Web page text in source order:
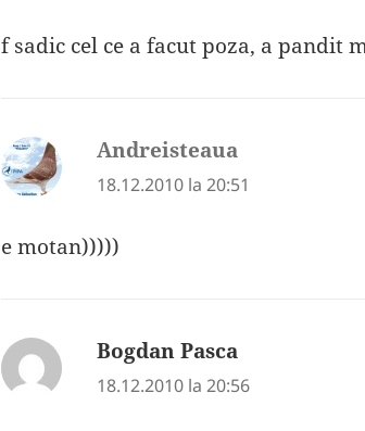
f sadic cel ce a facut poza, a pandit
Andreisteaua
18.12.2010 la 20:51
e motan)))))
Bogdan Pasca
18.12.2010 la 20:56